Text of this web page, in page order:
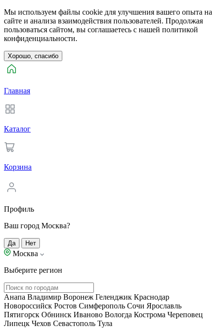
Мы используем файлы cookie для улучшения вашего опыта на
сайте и анализа взаимодействия пользователей. Продолжая
пользоваться сайтом, вы соглашаетесь с нашей политикой
конфиденциальности.
Хорошо, спасибо
Главная
Каталог
Корзина
Профиль
Ваш город Москва?
Да Нет
Москва
Выберите регион
Анапа Владимир Воронеж Геленджик Краснодар
Новороссийск Ростов Симферополь Сочи Ярославль
Пятигорск Обнинск Иваново Вологда Кострома Череповец
Липецк Чехов Севастополь Тула